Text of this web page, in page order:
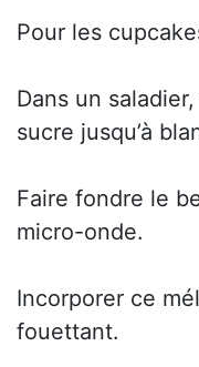
Pour les
Dans un
sucre jusqu’à
Faire fondre le
micro-onde.
Incorporer ce
fouettant.